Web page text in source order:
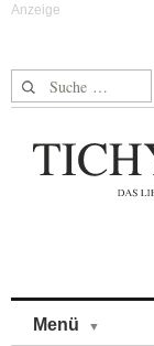
Suche nach:
Menü